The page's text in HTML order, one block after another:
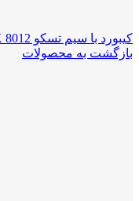
کیبورد با سیم تسکو TSCO KEYBOARD TK 8012
بازگشت به محصولات